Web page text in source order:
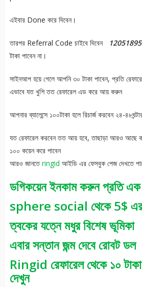
এইবার Done করে দিবেন।
তারপর Referral Code চাইবে দিবেন 12051895
টাকা পাবেন না।
সাইনআপ হয়ে গেলে আপনি ৩০ টাকা পাবেন, প্রতি
এভাবে যত খুশি তত রেফারেল এড করে আয় করুন
আপনার ব্যালেন্সে ১০০টাকা হলে রিচার্জ করবেন ২৪-
যত রেফারেল করবেন তত আয় হবে, তাছাড়া আরও আছে
১০০ কয়েন করে পাবেন
আরও জানতেringid আইডি এর ফেসবুক পেজ দেখতে
ডগিকয়েন ইনকাম করুন প্রতি এক
sphere social থেকে 5$ এর
ত্বকের যত্নে মধুর বিশেষ ভূমিকা
এবার সন্তান জন্ম দেবে রোবট ডল
Ringid রেফারেল থেকে ১০ টাকা
দেখুন